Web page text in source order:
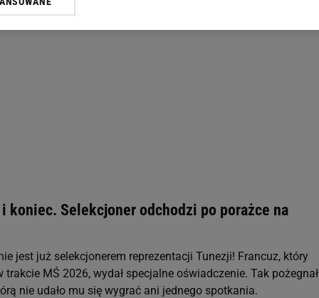
i koniec. Selekcjoner odchodzi po porażce na
jest już selekcjonerem reprezentacji Tunezji! Francuz, który
trakcie MŚ 2026, wydał specjalne oświadczenie. Tak
nie udało mu się wygrać ani jednego spotkania.
też zgodę na zainstalowanie i przechowywanie plików cookie
S.A. na Twoim urządzeniu końcowym. Możesz w każdej chwili